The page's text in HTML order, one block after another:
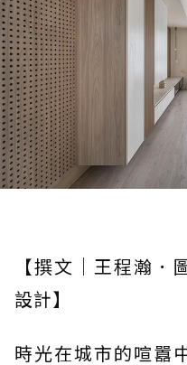
【撰文｜王程瀚．
設計】
時光在城市的喧囂